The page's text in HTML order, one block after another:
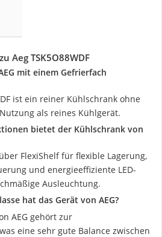
Aeg TSK5O88WDF
mit einem Gefrierfach
ist ein reiner Kühlschrank ohne
als reines Kühlgerät.
bietet der Kühlschrank von
FlexiShelf für flexible Lagerung,
und energieeffiziente LED-
Ausleuchtung.
hat das Gerät von AEG?
AEG gehört zur
eine sehr gute Balance zwischen